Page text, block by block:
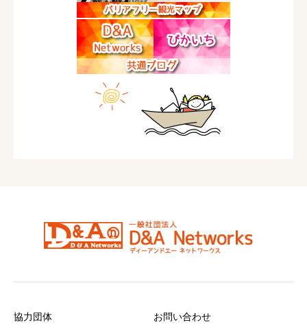
協力団体 お問い合わせ